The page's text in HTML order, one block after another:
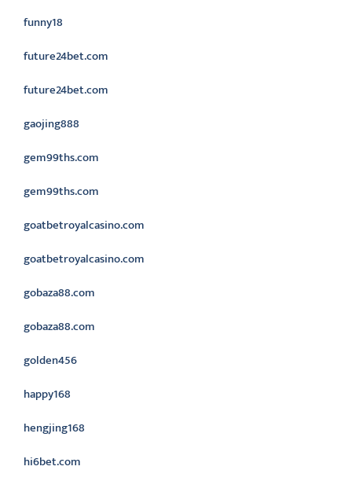
funny18
future24bet.com
future24bet.com
gaojing888
gem99ths.com
gem99ths.com
goatbetroyalcasino.com
goatbetroyalcasino.com
gobaza88.com
gobaza88.com
golden456
happy168
hengjing168
hi6bet.com